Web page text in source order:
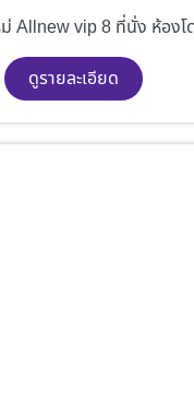
ม่ Allnew vip 8 ที่นั่ง ห้องโ
ดูรายละเอียด